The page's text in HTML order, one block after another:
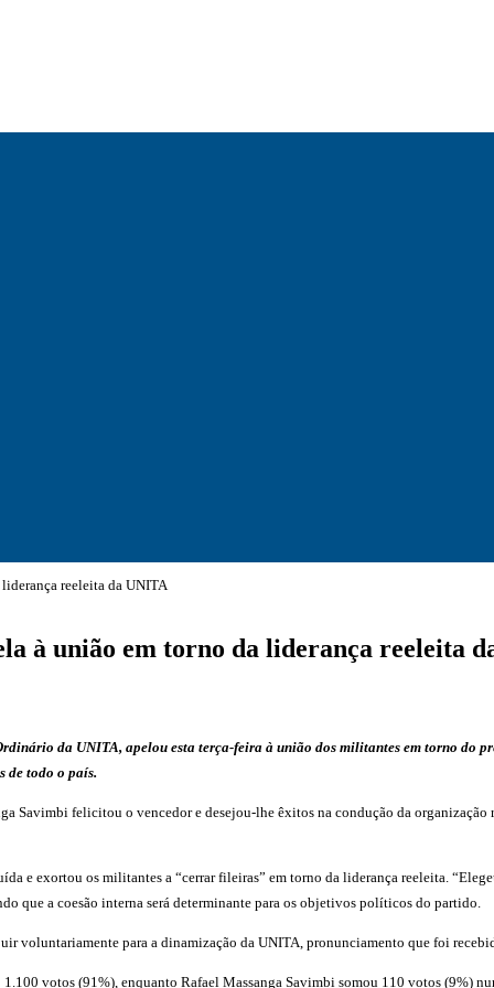
reeleita da UNITA
à união em torno da liderança reeleita
da UNITA, apelou esta terça-feira à união dos militantes em torno do
de todo o país.
Savimbi felicitou o vencedor e desejou-lhe êxitos na condução da
e exortou os militantes a “cerrar fileiras” em torno da liderança reeleita.
que a coesão interna será determinante para os objetivos políticos do partido.
voluntariamente para a dinamização da UNITA, pronunciamento que foi
votos (91%), enquanto Rafael Massanga Savimbi somou 110 votos (9%)